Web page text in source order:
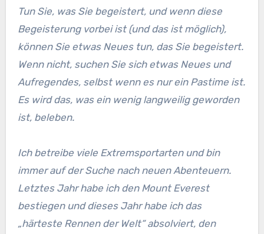
Tun Sie, was Sie begeistert, und wenn diese
Begeisterung vorbei ist (und das ist möglich),
können Sie etwas Neues tun, das Sie begeistert.
Wenn nicht, suchen Sie sich etwas Neues und
Aufregendes, selbst wenn es nur ein Pastime ist.
Es wird das, was ein wenig langweilig geworden
ist, beleben.
Ich betreibe viele Extremsportarten und bin
immer auf der Suche nach neuen Abenteuern.
Letztes Jahr habe ich den Mount Everest
bestiegen und dieses Jahr habe ich das
„härteste Rennen der Welt“ absolviert, den